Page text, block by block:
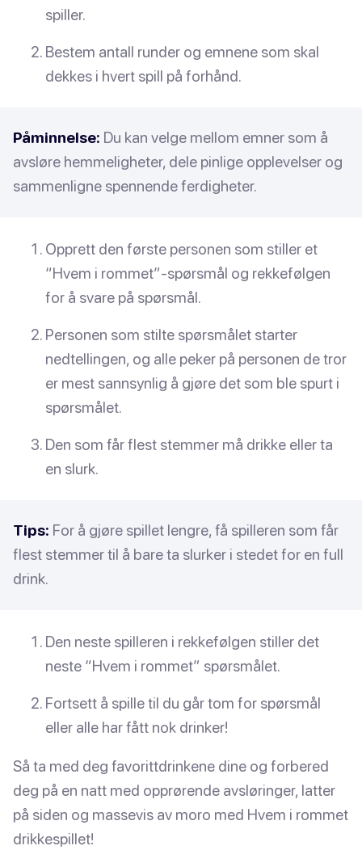
spiller.
Bestem antall runder og emnene som skal
dekkes i hvert spill på forhånd.
Påminnelse: Du kan velge mellom emner som å
avsløre hemmeligheter, dele pinlige opplevelser og
sammenligne spennende ferdigheter.
Opprett den første personen som stiller et
“Hvem i rommet”-spørsmål og rekkefølgen
for å svare på spørsmål.
Personen som stilte spørsmålet starter
nedtellingen, og alle peker på personen de tror
er mest sannsynlig å gjøre det som ble spurt i
spørsmålet.
Den som får flest stemmer må drikke eller ta
en slurk.
Tips: For å gjøre spillet lengre, få spilleren som får
flest stemmer til å bare ta slurker i stedet for en full
drink.
Den neste spilleren i rekkefølgen stiller det
neste “Hvem i rommet” spørsmålet.
Fortsett å spille til du går tom for spørsmål
eller alle har fått nok drinker!
Så ta med deg favorittdrinkene dine og forbered
deg på en natt med opprørende avsløringer, latter
på siden og massevis av moro med Hvem i rommet
drikkespillet!